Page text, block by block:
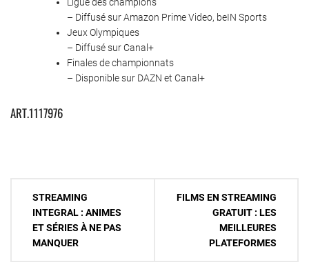
– Diffusé sur Amazon Prime Video, beIN Sports
Jeux Olympiques
– Diffusé sur Canal+
Finales de championnats
– Disponible sur DAZN et Canal+
ART.1117976
Navigation
l’article
STREAMING
INTEGRAL : ANIMES
ET SÉRIES À NE PAS
MANQUER
FILMS EN STREAMING
GRATUIT : LES
MEILLEURES
PLATEFORMES